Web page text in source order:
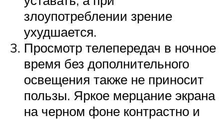
злоупотреблении зрение
ухудшается.
Просмотр телепередач в ночное
время без дополнительного
освещения также не приносит
пользы. Яркое мерцание экрана
на черном фоне контрастно и